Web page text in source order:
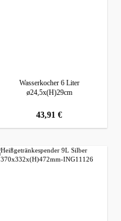
Wasserkocher 6 Liter
ø24,5x(H)29cm
regulärer preis:
43,91 €